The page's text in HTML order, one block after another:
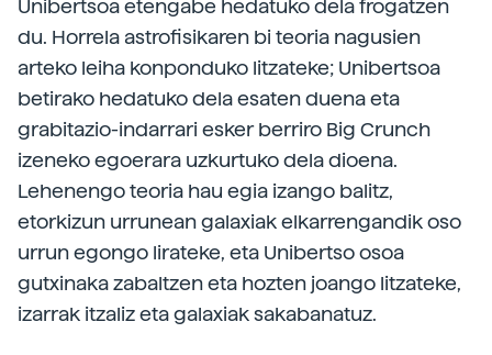
Unibertsoa etengabe hedatuko dela frogatzen
du. Horrela astrofisikaren bi teoria nagusien
arteko leiha konponduko litzateke; Unibertsoa
betirako hedatuko dela esaten duena eta
grabitazio-indarrari esker berriro Big Crunch
izeneko egoerara uzkurtuko dela dioena.
Lehenengo teoria hau egia izango balitz,
etorkizun urrunean galaxiak elkarrengandik oso
urrun egongo lirateke, eta Unibertso osoa
gutxinaka zabaltzen eta hozten joango litzateke,
izarrak itzaliz eta galaxiak sakabanatuz.